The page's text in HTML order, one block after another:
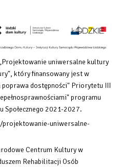
uniwersalne kultury
który finansowany jest w
poprawa dostępności" Priorytetu III
programu
Społecznego 2021-2027.
uniwersalne-
Centrum Kultury w
Rehabilitacji Osób